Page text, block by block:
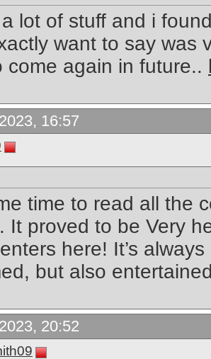
lot of stuff and i
want to say was
come again in future..
16:57
time to read all the
It proved to be Very
here! It’s
but also
20:52